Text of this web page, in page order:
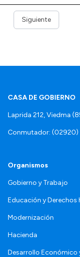
Siguiente
CASA DE GOBIERNO
Laprida 212, Viedma
Conmutador:
Organismos
Gobierno y Trabajo
Educación y Derechos
Modernización
Hacienda
Desarrollo Económico